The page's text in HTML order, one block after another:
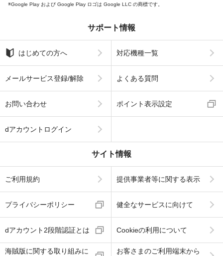
Google Play および Google Play ロゴは Google LLC の商標です。
サポート情報
はじめての方へ 対応機種一覧
メールサービス登録/解除 よくある質問
お問い合わせ ポイント表示設定
dアカウントログイン
サイト情報
ご利用規約 提供事業者等に関する表示
プライバシーポリシー 健全なサービスに向けて
dアカウント2段階認証とは Cookieの利用について
海賊版に関する取り組みに
お客さまのご利用端末から